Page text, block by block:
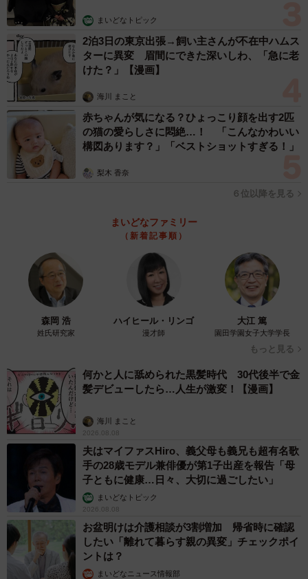
まいどなトピック
2泊3日の東京出張→飼い主さんが不在中ハムス
ターに異変 眉間にできた深いしわ、「急に老
けた？」【漫画】
海川 まこと
赤ちゃんが気になる？ひょっこり顔を出す2匹
の猫の愛らしさに悶絶…！ 「こんなかわいい
構図あります？」「ベストショットすぎる！」
梨木 香奈
６位以降を見る
まいどなファミリー
（新着記事順）
森岡 浩
姓氏研究家
ハイヒール・リンゴ
漫才師
大江 篤
園田学園女子大学学長
もっと見る
何かと人に舐められた黒髪時代 30代後半で金
髪デビューしたら…人生が激変！【漫画】
海川 まこと
2026.08.08
夫はマイファスHiro、義父母も義兄も超有名歌
手の28歳モデル兼俳優が第1子出産を報告「母
子ともに健康…日々、大切に過ごしたい」
まいどなトピック
2026.08.08
お盆明けは介護相談が3割増加 帰省時に確認
したい「離れて暮らす親の異変」チェックポイ
ントは？
まいどなニュース情報部